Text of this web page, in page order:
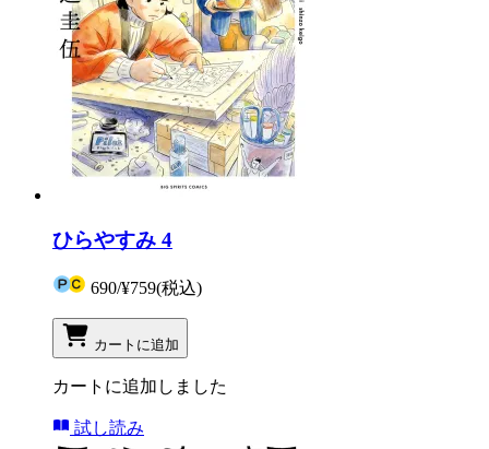
ひらやすみ 4
690/¥759(税込)
カートに追加
カートに追加しました
試し読み